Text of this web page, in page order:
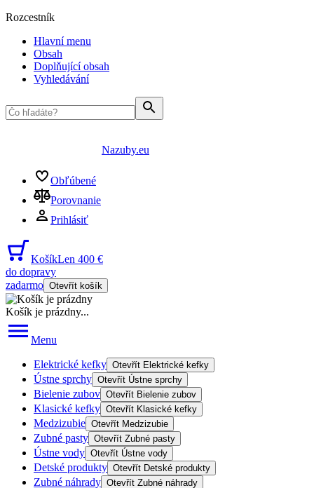
Rozcestník
Hlavní menu
Obsah
Doplňující obsah
Vyhledávání
Nazuby.eu
Obľúbené
Porovnanie
Prihlásiť
KošíkLen 400 €
do dopravy
zadarmo Otevřít košík
Košík je prázdny...
Menu
Elektrické kefky Otevřít Elektrické kefky
Ústne sprchy Otevřít Ústne sprchy
Bielenie zubov Otevřít Bielenie zubov
Klasické kefky Otevřít Klasické kefky
Medzizubie Otevřít Medzizubie
Zubné pasty Otevřít Zubné pasty
Ústne vody Otevřít Ústne vody
Detské produkty Otevřít Detské produkty
Zubné náhrady Otevřít Zubné náhrady